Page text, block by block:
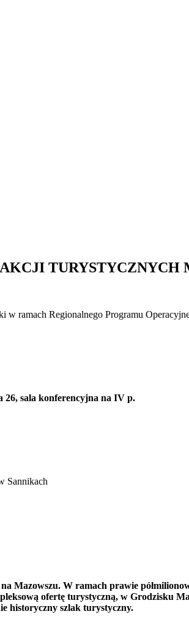
TURYSTYCZNYCH
ramach Regionalnego Programu
sala konferencyjna na IV p.
Sannikach
Mazowszu. W ramach prawie
ofertę turystyczną, w Grodzisku
historyczny szlak turystyczny.